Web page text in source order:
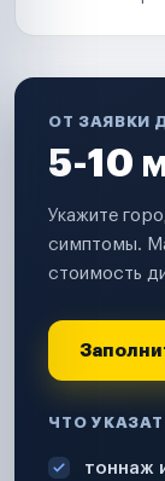
ОТ ЗАЯВКИ
5-10
Укажите
симптомы.
стоимость
ЧТО
тоннаж